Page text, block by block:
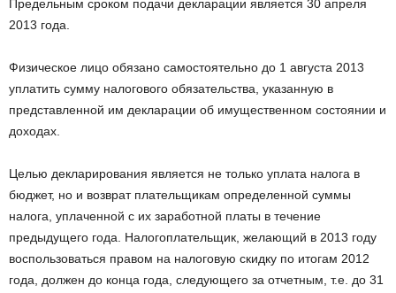
Предельным сроком подачи декларации является 30 апреля
2013 года.
Физическое лицо обязано самостоятельно до 1 августа 2013
уплатить сумму налогового обязательства, указанную в
представленной им декларации об имущественном состоянии и
доходах.
Целью декларирования является не только уплата налога в
бюджет, но и возврат плательщикам определенной суммы
налога, уплаченной с их заработной платы в течение
предыдущего года. Налогоплательщик, желающий в 2013 году
воспользоваться правом на налоговую скидку по итогам 2012
года, должен до конца года, следующего за отчетным, т.е. до 31